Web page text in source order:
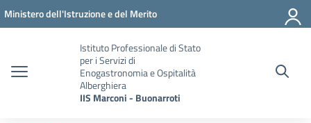
Vai ai contenuti
Vai al menu di navigazione
Vai al footer
Ministero dell'Istruzione e del Merito
Istituto Professionale di Stato
per i Servizi di
Enogastronomia e Ospitalità
Alberghiera
IIS Marconi - Buonarroti